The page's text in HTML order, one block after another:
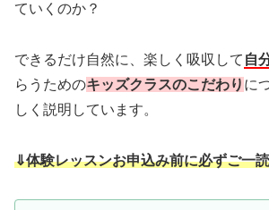
ていくのか？
できるだけ自然に、楽しく吸収して 自
らうためのキッズクラスのこだわり に
しく説明しています。
⇓体験レッスンお申込み前に必ずご一